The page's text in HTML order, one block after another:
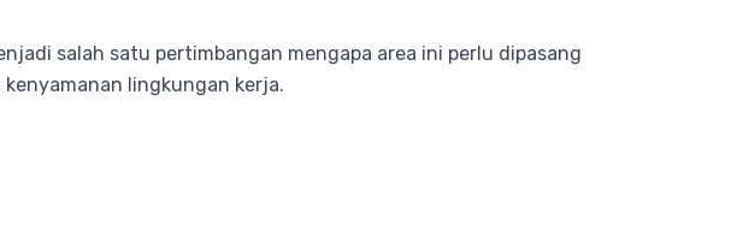
salah satu pertimbangan mengapa area ini perlu dipasang
lingkungan kerja.